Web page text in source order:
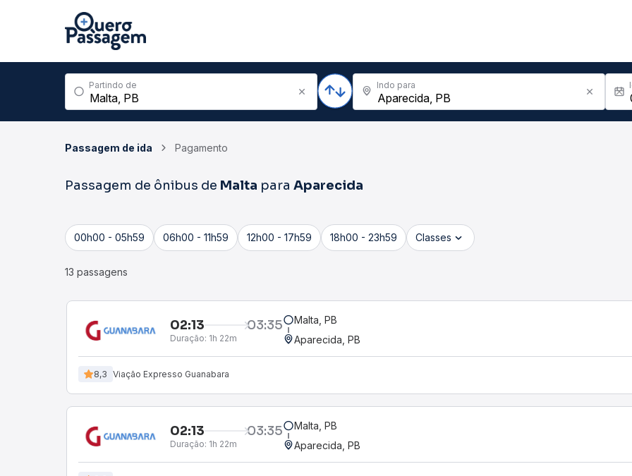
Partindo de Indo para
Passagem de ida Pagamento
Passagem de ônibus de Malta para Aparecida
00h00 - 05h59 06h00 - 11h59 12h00 - 17h59 18h00 - 23h59 Classes
13 passagens
02:13 03:35
Duração: 1h 22m
Malta, PB
Aparecida, PB
8,3 Viação Expresso Guanabara
02:13 03:35
Duração: 1h 22m
Malta, PB
Aparecida, PB